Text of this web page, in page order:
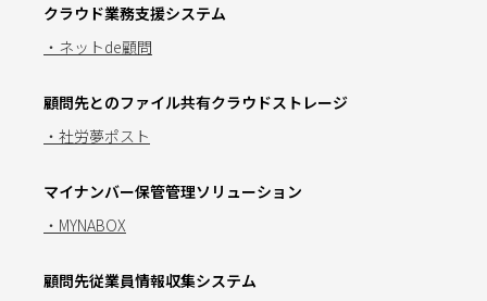
クラウド業務支援システム
・ネットde顧問
顧問先とのファイル共有クラウドストレージ
・社労夢ポスト
マイナンバー保管管理ソリューション
・MYNABOX
顧問先従業員情報収集システム